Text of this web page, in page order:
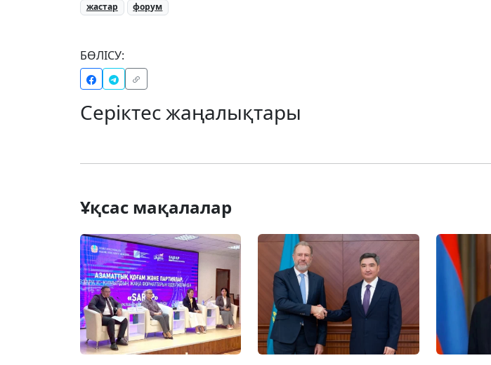
жастар форум
БӨЛІСУ:
Серіктес жаңалықтары
Ұқсас мақалалар